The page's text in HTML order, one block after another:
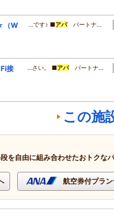
（W
…です♪ ■アパパートナ…
接
…さい。 ■アパパートナ…
この施
を自由に組み合わせたおトクな
航空券付プラ